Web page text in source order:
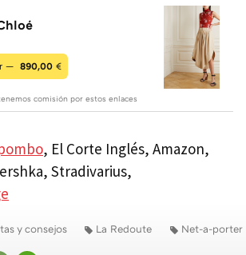
— 890,00 €
comisión por estos enlaces
, El Corte Inglés, Amazon,
Stradivarius,
y consejos La Redoute Net-a-porter